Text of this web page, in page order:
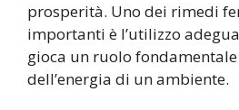
prosperità. Uno dei rimedi
importanti è l’utilizzo
gioca un ruolo
dell’energia di un ambiente.